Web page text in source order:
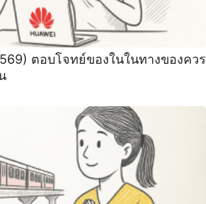
ตอบโจทย์ของในในทางของควร